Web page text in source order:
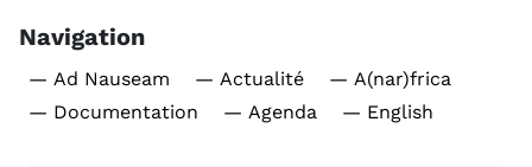
Navigation
— Ad Nauseam — Actualité
— A(nar)frica
— Documentation
— Agenda — English